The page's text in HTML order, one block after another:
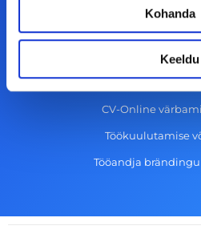
Kohanda
Keeldu
Lisa töökuulutus
CV-Online
Töökuulutamise
Tööandja